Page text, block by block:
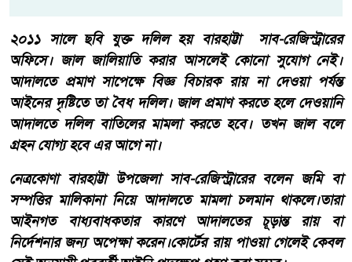
২০১১ সালে ছবি যুক্ত দলিল হয় বারহাট্টা সাব-রেজিস্ট্রারের
অফিসে। জাল জালিয়াতি করার আসলেই কোনো সুযোগ নেই।
আদালতে প্রমাণ সাপেক্ষে বিজ্ঞ বিচারক রায় না দেওয়া পর্যন্ত
আইনের দৃষ্টিতে তা বৈধ দলিল। জাল প্রমাণ করতে হলে দেওয়ানি
আদালতে দলিল বাতিলের মামলা করতে হবে। তখন জাল বলে
গ্রহন যোগ্য হবে এর আগে না।
নেত্রকোণা বারহাট্টা উপজেলা সাব-রেজিস্ট্রারের বলেন জমি বা
সম্পত্তির মালিকানা নিয়ে আদালতে মামলা চলমান থাকলে।তারা
আইনগত বাধ্যবাধকতার কারণে আদালতের চূড়ান্ত রায় বা
নির্দেশনার জন্য অপেক্ষা করেন।কোর্টের রায় পাওয়া গেলেই কেবল